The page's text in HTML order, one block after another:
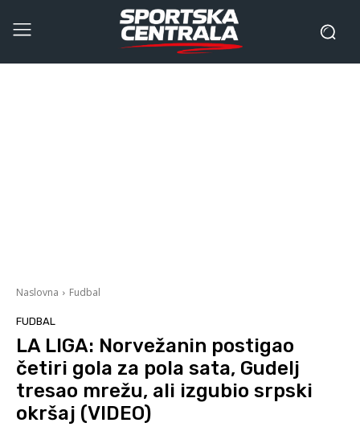
Naslovna Fudbal
FUDBAL
LA LIGA: Norvežanin postigao
četiri gola za pola sata, Gudelj
tresao mrežu, ali izgubio srpski
okršaj (VIDEO)